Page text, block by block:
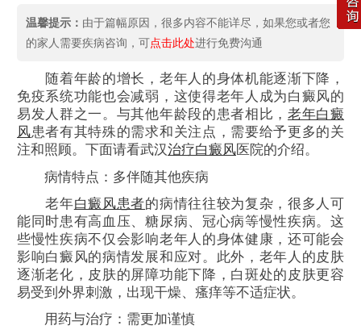
温馨提示： 由于篇幅原因，很多内容不能详尽，如果您或者您
的家人需要疾病咨询，可点击此处进行免费沟通
随着年龄的增长，老年人的身体机能逐渐下降，
免疫系统功能也会减弱，这使得老年人成为白癜风的
易发人群之一。与其他年龄段的患者相比， 老年白癜
风患者有其特殊的需求和关注点，需要给予更多的关
注和照顾。下面请看武汉治疗白癜风医院的介绍。
病情特点：多伴随其他疾病
老年白癜风患者的病情往往较为复杂，很多人可
能同时患有高血压、糖尿病、冠心病等慢性疾病。这
些慢性疾病不仅会影响老年人的身体健康，还可能会
影响白癜风的病情发展和应对。此外，老年人的皮肤
逐渐老化，皮肤的屏障功能下降，白斑处的皮肤更容
易受到外界刺激，出现干燥、瘙痒等不适症状。
用药与治疗：需更加谨慎